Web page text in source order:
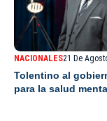
NACIONALES21 De
Tolentino al
para la salud